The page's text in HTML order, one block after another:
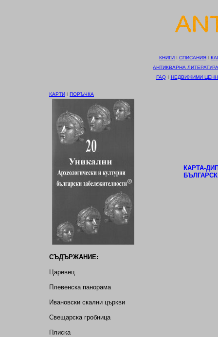
КНИГИ І СПИСАНИЯ І
АНТИКВАРНА ЛИТЕРАТУРА
FAQ І НЕДВИЖИМИ
КАРТИ І ПОРЪЧКА
КАРТА-
СЪДЪРЖАНИЕ:
Царевец
Плевенска панорама
Ивановски скални църкви
Свещарска гробница
Плиска